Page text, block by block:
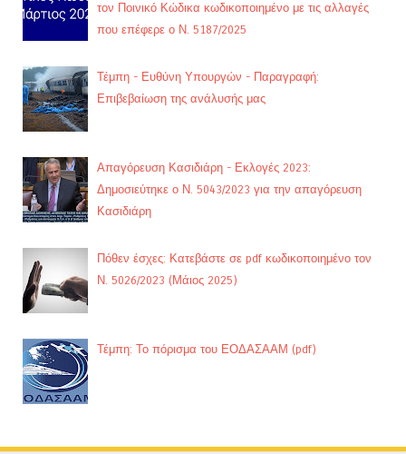
τον Ποινικό Κώδικα κωδικοποιημένο με τις αλλαγές
που επέφερε ο Ν. 5187/2025
Τέμπη - Ευθύνη Υπουργών - Παραγραφή:
Επιβεβαίωση της ανάλυσής μας
Απαγόρευση Κασιδιάρη - Εκλογές 2023:
Δημοσιεύτηκε ο Ν. 5043/2023 για την απαγόρευση
Κασιδιάρη
Πόθεν έσχες: Κατεβάστε σε pdf κωδικοποιημένο τον
Ν. 5026/2023 (Μάιος 2025)
Τέμπη: Το πόρισμα του ΕΟΔΑΣΑΑΜ (pdf)